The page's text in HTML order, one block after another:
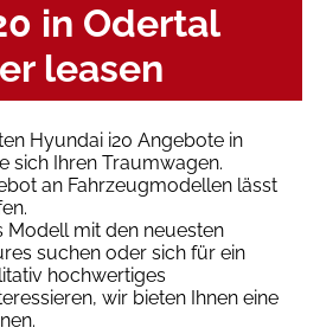
in Odertal
leasen
Hyundai i20 Angebote in
sich Ihren Traumwagen.
an Fahrzeugmodellen lässt
Modell mit den neuesten
suchen oder sich für ein
hochwertiges
wir bieten Ihnen eine